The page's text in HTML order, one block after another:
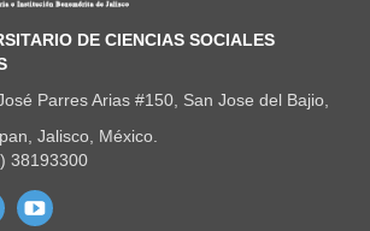
DE CIENCIAS SOCIALES
Parres Arias #150, San Jose del Bajio,
Jalisco, México.
38193300